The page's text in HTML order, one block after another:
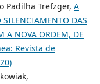
Padilha Trefzger, A
SILENCIAMENTO DAS
A NOVA ORDEM, DE
Revista de